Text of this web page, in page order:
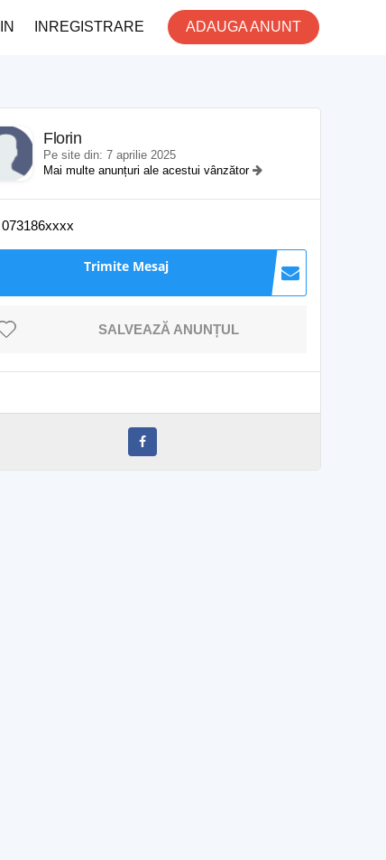
ADAUGA ANUNT
INREGISTRARE
Florin
Pe site din: 7 aprilie 2025
Mai multe anunțuri ale acestui vânzător
073186xxxx
Trimite Mesaj
SALVEAZĂ ANUNȚUL